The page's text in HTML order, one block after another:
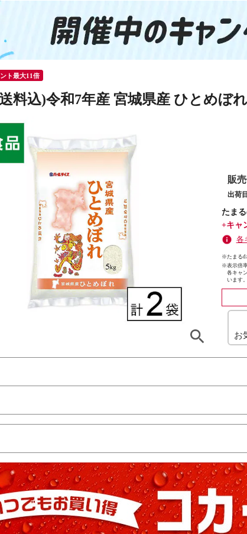
ト最大11倍
送料込)令和7年産 宮城県産 ひとめぼ
販
出荷
たま
+キャ
各
※たまるd
※表示倍
各キャ
います。
お